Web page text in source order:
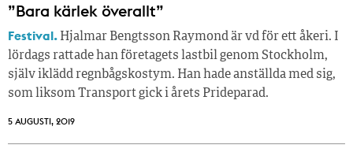
”Bara kärlek överallt”
Festival. Hjalmar Bengtsson Raymond är vd för ett åkeri. I
lördags rattade han företagets lastbil genom Stockholm,
själv iklädd regnbågskostym. Han hade anställda med sig,
som liksom Transport gick i årets Prideparad.
5 AUGUSTI, 2019